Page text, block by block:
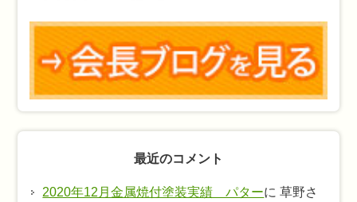
最近のコメント
2020年12月金属焼付塗装実績 パターに 草野さ